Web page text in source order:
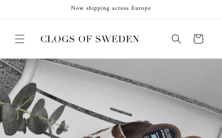
Now shipping across Europe
Warenkorb